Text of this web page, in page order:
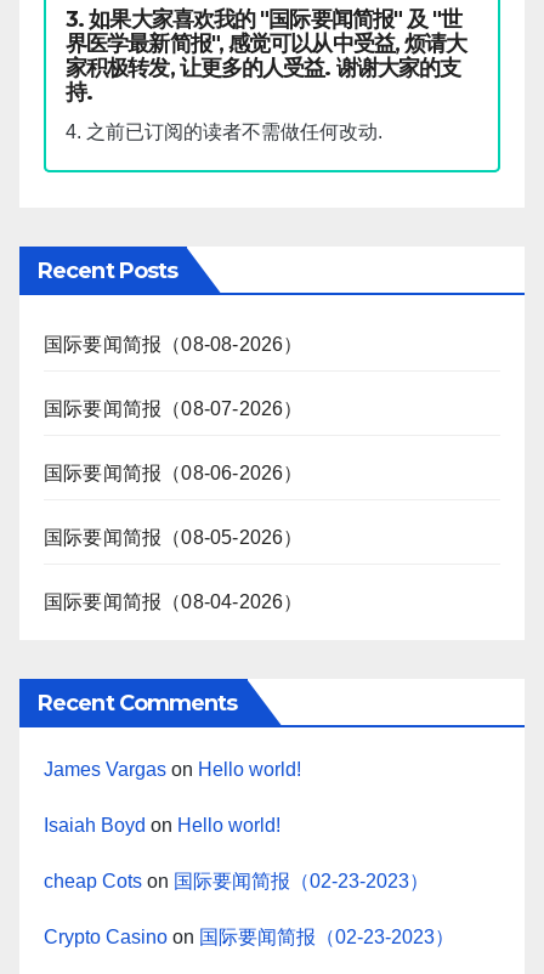
3. 如果大家喜欢我的 "国际要闻简报" 及 "世
界医学最新简报", 感觉可以从中受益, 烦请大
家积极转发, 让更多的人受益. 谢谢大家的支
持.
4. 之前已订阅的读者不需做任何改动.
Recent Posts
国际要闻简报（08-08-2026）
国际要闻简报（08-07-2026）
国际要闻简报（08-06-2026）
国际要闻简报（08-05-2026）
国际要闻简报（08-04-2026）
Recent Comments
James Vargas on Hello world!
Isaiah Boyd on Hello world!
cheap Cots on 国际要闻简报（02-23-2023）
Crypto Casino on 国际要闻简报（02-23-2023）